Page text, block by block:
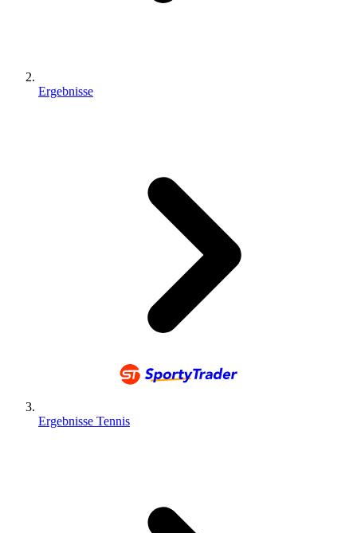
Ergebnisse
Ergebnisse Tennis